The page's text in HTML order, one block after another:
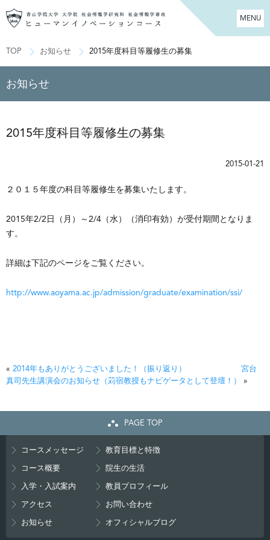
MENU
TOP お知らせ 2015年度科目等履修生の募集
お知らせ
2015年度科目等履修生の募集
2015-01-21
２０１５年度の科目等履修生を募集いたします。
2015年2/2日（月）～2/4（水）（消印有効）が受付期間となりま
す。
詳細は下記のページをご覧ください。
http://www.aoyama.ac.jp/admission/graduate/examination/ssi/
« 2014年もありがとうございました！（振り返り）
宮台
真司先生講演会のお知らせ（苅宿教授もナビゲータとして登壇！）
»
PAGE TOP
コースメッセージ
教育目標と特徴
コース概要
院生の生活
入学・入試案内
教員プロフィール
アクセス
お問い合わせ
お知らせ
オフィシャルブログ